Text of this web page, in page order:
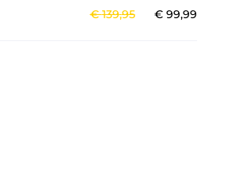
€139,95 € 99,99